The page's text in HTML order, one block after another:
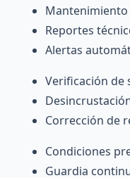
Mantenimiento
Reportes
Alertas
Verificación de
Corrección de
Condiciones
Guardia